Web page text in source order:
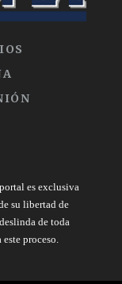
es exclusiva
su libertad de
de toda
proceso.